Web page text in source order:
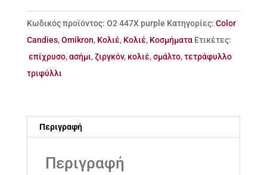
925
με
μελιτζανί
σμάλτο
και
ποσότητα
Κωδικός προϊόντος: Ο2 447Χ purple Κατηγορίες: Color
Candies,Omikron, Κολιέ, Κολιέ, Κοσμήματα Ετικέτες:
επίχρυσο,ασήμι,ζιργκόν, κολιέ,σμάλτο,τετράφυλλο
τριφύλλι
Περιγραφή
Περιγραφή